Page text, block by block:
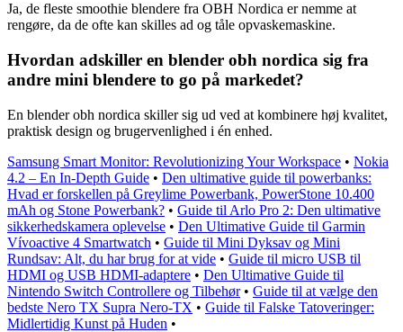
Ja, de fleste smoothie blendere fra OBH Nordica er nemme at
rengøre, da de ofte kan skilles ad og tåle opvaskemaskine.
Hvordan adskiller en blender obh nordica sig fra
andre mini blendere to go på markedet?
En blender obh nordica skiller sig ud ved at kombinere høj kvalitet,
praktisk design og brugervenlighed i én enhed.
Samsung Smart Monitor: Revolutionizing Your Workspace • Nokia
4.2 – En In-Depth Guide • Den ultimative guide til powerbanks:
Hvad er forskellen på Greylime Powerbank, PowerStone 10.400
mAh og Stone Powerbank? • Guide til Arlo Pro 2: Den ultimative
sikkerhedskamera oplevelse • Den Ultimative Guide til Garmin
Vívoactive 4 Smartwatch • Guide til Mini Dyksav og Mini
Rundsav: Alt, du har brug for at vide • Guide til micro USB til
HDMI og USB HDMI-adaptere • Den Ultimative Guide til
Nintendo Switch Controllere og Tilbehør• Guide til at vælge den
bedste Nero TX Supra Nero-TX • Guide til Falske Tatoveringer:
Midlertidig Kunst på Huden •